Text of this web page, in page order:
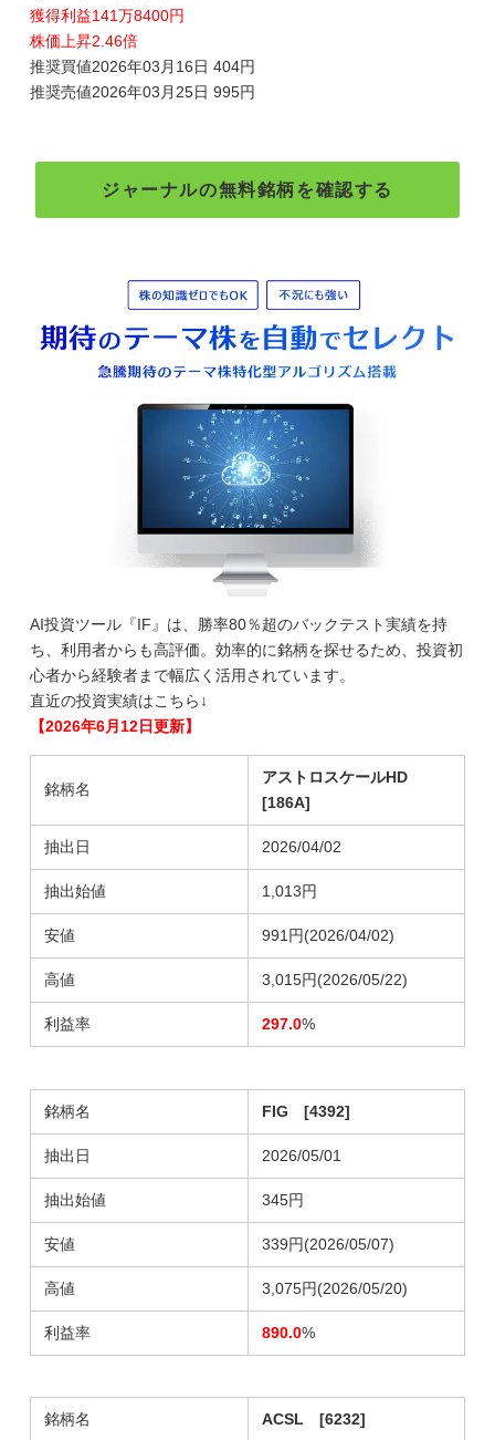
獲得利益141万8400円
株価上昇2.46倍
推奨買値2026年03月16日 404円
推奨売値2026年03月25日 995円
ジャーナルの無料銘柄を確認する
AI投資ツール『IF』は、勝率80％超のバックテスト実績を持
ち、利用者からも高評価。効率的に銘柄を探せるため、投資初
心者から経験者まで幅広く活用されています。
直近の投資実績はこちら↓
【2026年6月12日更新】
銘柄名
アストロスケールHD
[186A]
抽出日 2026/04/02
抽出始値 1,013円
安値 991円(2026/04/02)
高値 3,015円(2026/05/22)
利益率 297.0%
銘柄名 FIG [4392]
抽出日 2026/05/01
抽出始値 345円
安値 339円(2026/05/07)
高値 3,075円(2026/05/20)
利益率 890.0%
銘柄名 ACSL [6232]